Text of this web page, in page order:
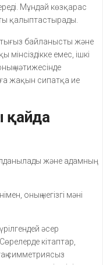
Мұндай көзқарас
қалыптастырады.
тығыз байланысты және
мінсіздікке емес, ішкі
нәтижесінде
жақын сипатқа ие
қайда
және адамның
оның негізгі мәні
әсер
кітаптар,
симметриясыз